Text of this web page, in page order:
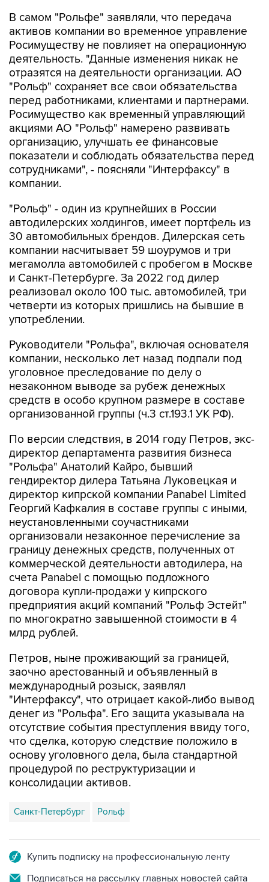
В самом "Рольфе" заявляли, что передача
активов компании во временное управление
Росимуществу не повлияет на операционную
деятельность. "Данные изменения никак не
отразятся на деятельности организации. АО
"Рольф" сохраняет все свои обязательства
перед работниками, клиентами и партнерами.
Росимущество как временный управляющий
акциями АО "Рольф" намерено развивать
организацию, улучшать ее финансовые
показатели и соблюдать обязательства перед
сотрудниками", - поясняли "Интерфаксу" в
компании.
"Рольф" - один из крупнейших в России
автодилерских холдингов, имеет портфель из
30 автомобильных брендов. Дилерская сеть
компании насчитывает 59 шоурумов и три
мегамолла автомобилей с пробегом в Москве
и Санкт-Петербурге. За 2022 год дилер
реализовал около 100 тыс. автомобилей, три
четверти из которых пришлись на бывшие в
употреблении.
Руководители "Рольфа", включая основателя
компании, несколько лет назад подпали под
уголовное преследование по делу о
незаконном выводе за рубеж денежных
средств в особо крупном размере в составе
организованной группы (ч.3 ст.193.1 УК РФ).
По версии следствия, в 2014 году Петров, экс-
директор департамента развития бизнеса
"Рольфа" Анатолий Кайро, бывший
гендиректор дилера Татьяна Луковецкая и
директор кипрской компании Panabel Limited
Георгий Кафкалия в составе группы с иными,
неустановленными соучастниками
организовали незаконное перечисление за
границу денежных средств, полученных от
коммерческой деятельности автодилера, на
счета Panabel с помощью подложного
договора купли-продажи у кипрского
предприятия акций компаний "Рольф Эстейт"
по многократно завышенной стоимости в 4
млрд рублей.
Петров, ныне проживающий за границей,
заочно арестованный и объявленный в
международный розыск, заявлял
"Интерфаксу", что отрицает какой-либо вывод
денег из "Рольфа". Его защита указывала на
отсутствие события преступления ввиду того,
что сделка, которую следствие положило в
основу уголовного дела, была стандартной
процедурой по реструктуризации и
консолидации активов.
Cанкт-Петербург Рольф
Купить подписку на профессиональную ленту
Подписаться на рассылку главных новостей сайта